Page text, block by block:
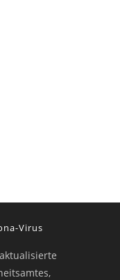
Virus